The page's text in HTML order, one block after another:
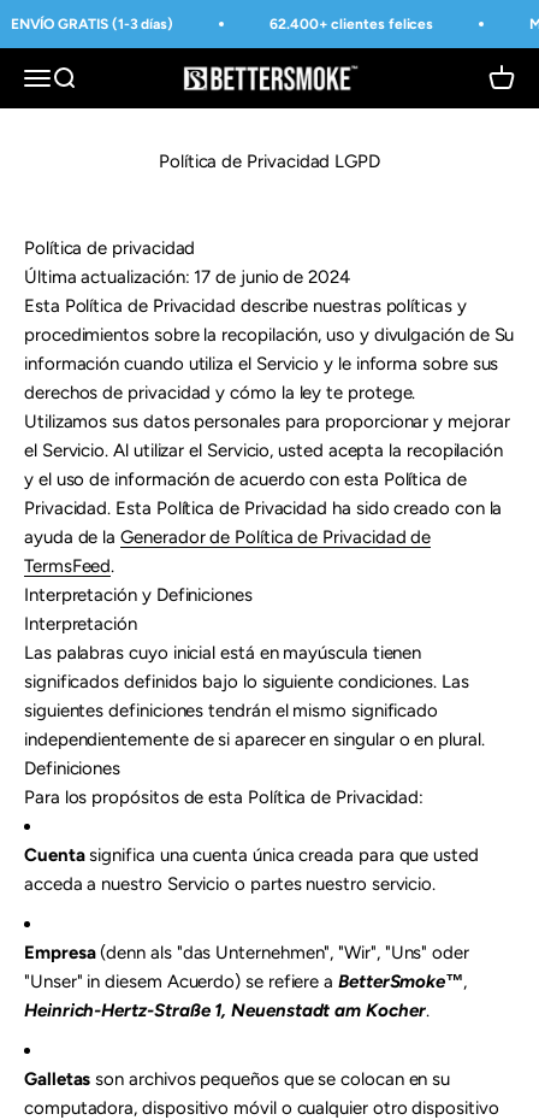
Přejít na obsah
ENVÍO GRATIS (1-3 días) 62.400+ clientes felices
Otevřít navigační menu
Otevřít vyhledáváníBetterSmoke™
Política de Privacidad LGPD
Política de privacidad
Última actualización: 17 de junio de 2024
Esta Política de Privacidad describe nuestras políticas y
procedimientos sobre la recopilación, uso y divulgación de Su
información cuando utiliza el Servicio y le informa sobre sus
derechos de privacidad y cómo la ley te protege.
Utilizamos sus datos personales para proporcionar y mejorar
el Servicio. Al utilizar el Servicio, usted acepta la recopilación
y el uso de información de acuerdo con esta Política de
Privacidad. Esta Política de Privacidad ha sido creado con la
ayuda de laGenerador de Política de Privacidad de
TermsFeed.
Interpretación y Definiciones
Interpretación
Las palabras cuyo inicial está en mayúscula tienen
significados definidos bajo lo siguiente condiciones. Las
siguientes definiciones tendrán el mismo significado
independientemente de si aparecer en singular o en plural.
Definiciones
Para los propósitos de esta Política de Privacidad:
Cuentasignifica una cuenta única creada para que usted
acceda a nuestro Servicio o partes nuestro servicio.
Empresa(denn als "das Unternehmen", "Wir", "Uns" oder
"Unser" in diesem Acuerdo) se refiere aBetterSmoke™,
Heinrich-Hertz-Straße 1, Neuenstadt am Kocher.
Galletas son archivos pequeños que se colocan en su
computadora, dispositivo móvil o cualquier otro dispositivo